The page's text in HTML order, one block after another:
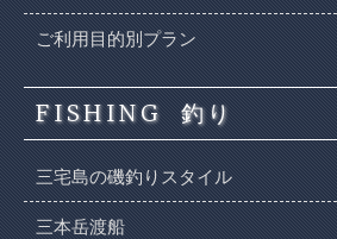
ご利用目的別プラン
FISHING 釣り
三宅島の磯釣りスタイル
三本岳渡船